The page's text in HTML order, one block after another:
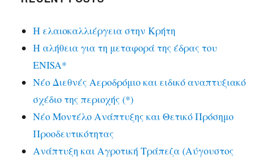
Η ελαιοκαλλιέργεια στην Κρήτη
Η αλήθεια για τη μεταφορά της έδρας του
ENISA*
Νέο Διεθνές Αεροδρόμιο και ειδικό αναπτυξιακό
σχέδιο της περιοχής (*)
Νέο Μοντέλο Ανάπτυξης και Θετικό Πρόσημο
Προοδευτικότητας
Ανάπτυξη και Αγροτική Τράπεζα (Αύγουστος